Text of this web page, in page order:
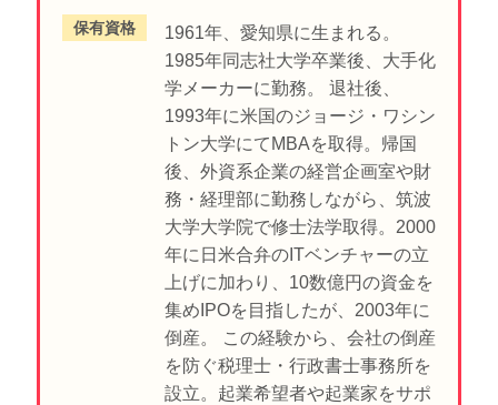
保有資格
1961年、愛知県に生まれる。
1985年同志社大学卒業後、大手化
学メーカーに勤務。 退社後、
1993年に米国のジョージ・ワシン
トン大学にてMBAを取得。帰国
後、外資系企業の経営企画室や財
務・経理部に勤務しながら、筑波
大学大学院で修士法学取得。2000
年に日米合弁のITベンチャーの立
上げに加わり、10数億円の資金を
集めIPOを目指したが、2003年に
倒産。 この経験から、会社の倒産
を防ぐ税理士・行政書士事務所を
設立。起業希望者や起業家をサポ